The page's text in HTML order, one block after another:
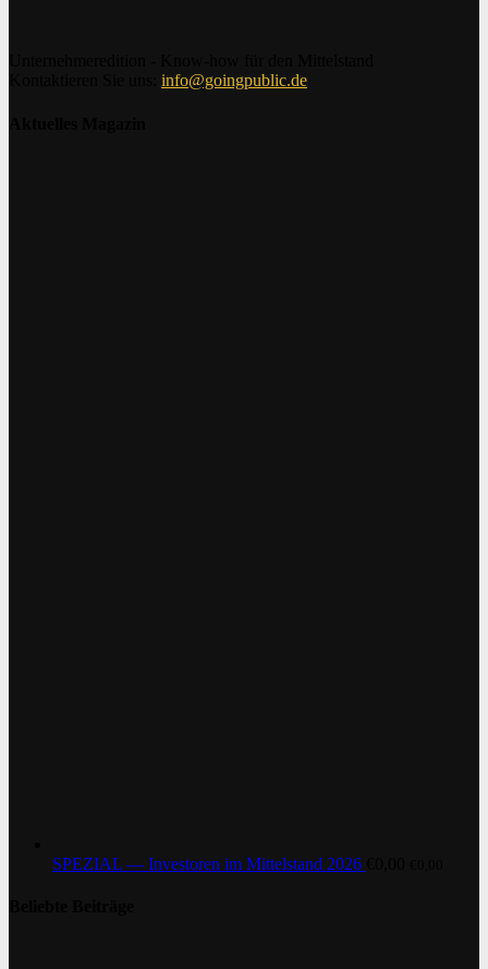
info@goingpublic.de
SPEZIAL — Investoren im Mittelstand 2026